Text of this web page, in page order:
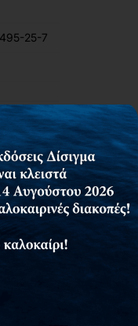
25-7
βασικές και
(GIS)